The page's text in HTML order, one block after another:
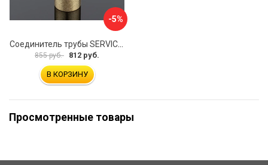
-5%
855 руб. 812 руб.
В КОРЗИНУ
Просмотренные товары